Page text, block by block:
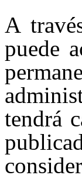
A
puede
tendrá